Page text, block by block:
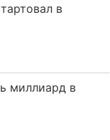
в
миллиард в